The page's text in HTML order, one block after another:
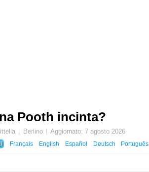
Pooth incinta?
Berlino Aggiornato: 7 agosto 2026
Français English Español Deutsch Português